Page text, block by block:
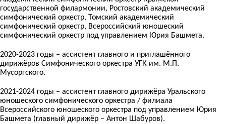
государственной филармонии, Ростовский академический
симфонический оркестр, Томский академический
симфонический оркестр, Всероссийский юношеский
симфонический оркестр под управлением Юрия Башмета.
2020-2023 годы – ассистент главного и приглашённого
дирижёров Симфонического оркестра УГК им. М.П.
Мусоргского.
2021-2024 годы – ассистент главного дирижёра Уральского
юношеского симфонического оркестра / филиала
Всероссийского юношеского оркестра под управлением Юрия
Башмета (главный дирижёр – Антон Шабуров).